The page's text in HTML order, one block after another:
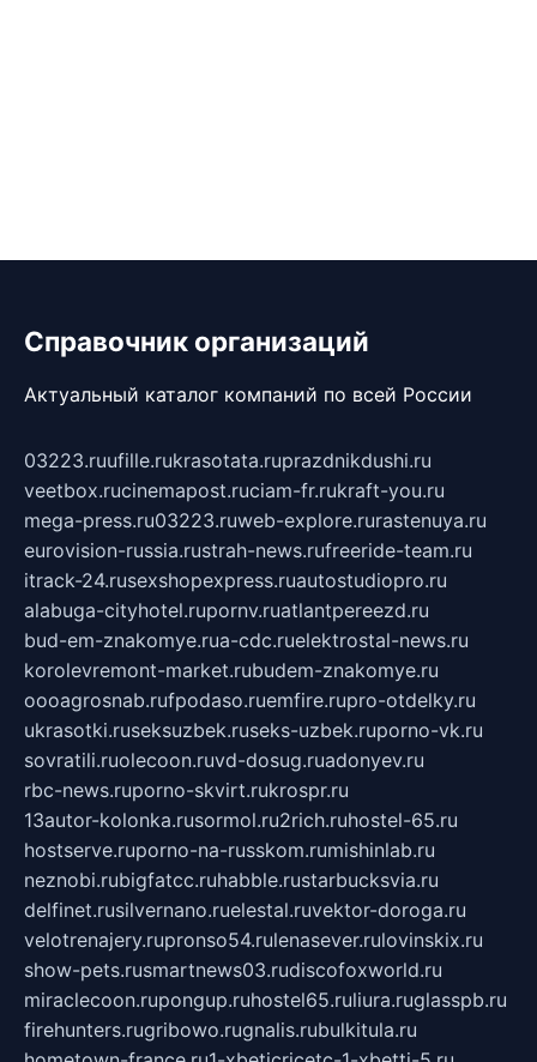
Справочник организаций
Актуальный каталог компаний по всей России
03223.ruufille.rukrasotata.ruprazdnikdushi.ru
veetbox.rucinemapost.ruciam-fr.rukraft-you.ru
mega-press.ru03223.ruweb-explore.rurastenuya.ru
eurovision-russia.rustrah-news.rufreeride-team.ru
itrack-24.rusexshopexpress.ruautostudiopro.ru
alabuga-cityhotel.rupornv.ruatlantpereezd.ru
bud-em-znakomye.rua-cdc.ruelektrostal-news.ru
korolevremont-market.rubudem-znakomye.ru
oooagrosnab.rufpodaso.ruemfire.rupro-otdelky.ru
ukrasotki.ruseksuzbek.ruseks-uzbek.ruporno-vk.ru
sovratili.ruolecoon.ruvd-dosug.ruadonyev.ru
rbc-news.ruporno-skvirt.rukrospr.ru
13autor-kolonka.rusormol.ru2rich.ruhostel-65.ru
hostserve.ruporno-na-russkom.rumishinlab.ru
neznobi.rubigfatcc.ruhabble.rustarbucksvia.ru
delfinet.rusilvernano.ruelestal.ruvektor-doroga.ru
velotrenajery.rupronso54.rulenasever.rulovinskix.ru
show-pets.rusmartnews03.rudiscofoxworld.ru
miraclecoon.rupongup.ruhostel65.ruliura.ruglasspb.ru
firehunters.rugribowo.rugnalis.rubulkitula.ru